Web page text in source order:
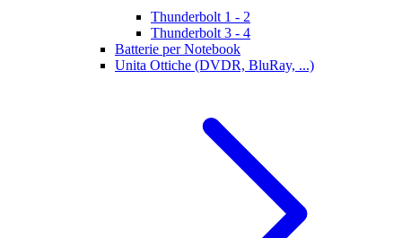
Thunderbolt 1 - 2
Thunderbolt 3 - 4
Batterie per Notebook
Unita Ottiche (DVDR, BluRay, ...)